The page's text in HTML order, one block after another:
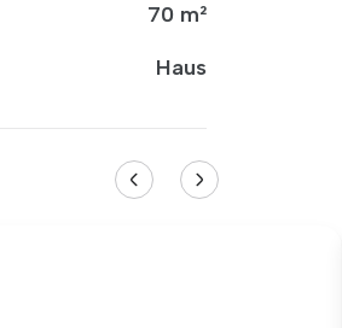
70 m²
Haus